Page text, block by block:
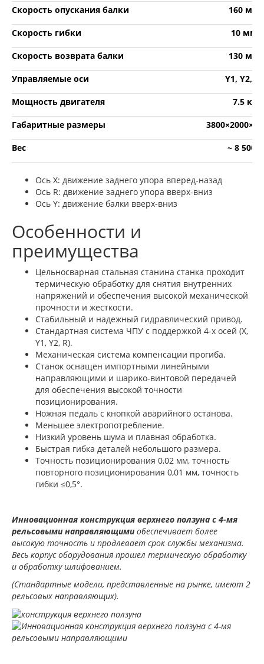
Скорость опускания балки 160 мм/
Скорость гибки 10 мм/с
Скорость возврата балки 130 мм/
Управляемые оси Y1, Y2, X,
Мощность двигателя 7.5 кВт
Габаритные размеры
Вес ~ 8 500
Ось Х: движение заднего упора вперед-назад
Ось R: движение заднего упора вверх-вниз
Ось Y: движение балки вверх-вниз
Особенности и
преимущества
Цельносварная стальная станина станка проходит
термическую обработку для снятия внутренних
напряжений и обеспечения высокой механической
прочности и жесткости.
Стабильный и надежный гидравлический привод.
Стандартная система ЧПУ с поддержкой 4-х осей (X,
Y1, Y2, R).
Механическая система компенсации прогиба.
Станок оснащен импортными линейными
направляющими и шарико-винтовой передачей
для обеспечения высокой точности
позиционирования.
Ножная педаль с кнопкой аварийного останова.
Меньшее электропотребление.
Низкий уровень шума и плавная обработка.
Быстрая гибка деталей небольшого размера.
Точность позиционирования 0,02 мм, точность
повторного позиционирования 0,01 мм, точность
гибки ≤0,5°.
Инновационная конструкция верхнего ползуна с 4-мя
рельсовыми направляющимиобеспечивает более
высокую точность и продлевает срок службы механизма.
Весь корпус оборудования прошел термическую обработку
и обработку шлифованием.
(Стандартные модели, представленные на рынке, имеют 2
рельсовых направляющих).